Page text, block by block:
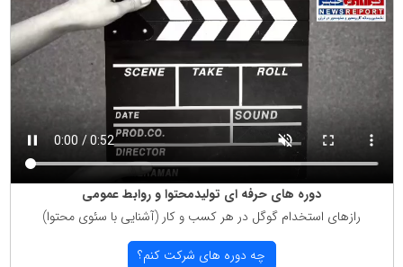
دوره های حرفه ای تولیدمحتوا و روابط عمومی
رازهای استخدام گوگل در هر كسب و كار (آشنایی با سئوی محتوا)
چه دوره های شركت كنم؟